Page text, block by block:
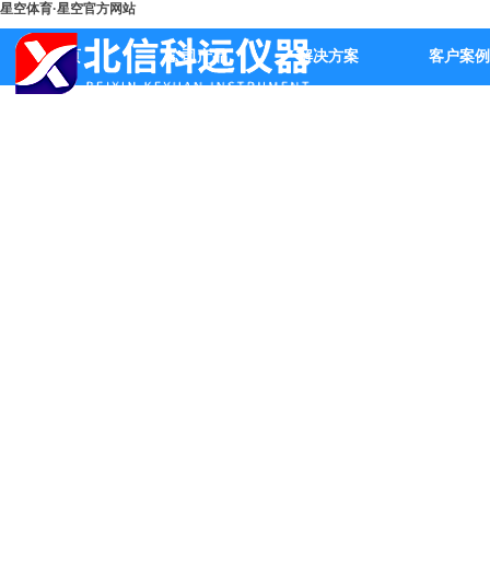
星空体育·星空官方网站
首页 公司产品 解决方案 客户案例